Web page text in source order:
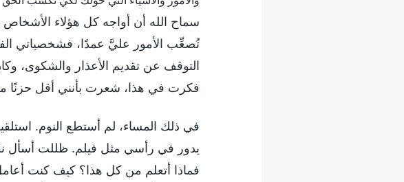
سماح الله أن أواجه كل هؤلاء الأشخاص
تُصعِّب الأمور عليَّ عمدًا، فشخصياتي
التوقف عن تقديم الأعذار والشكوى،
فكرت في هذا، شعرت بأنني أقل
في ذلك المساء، لم أستطع النوم.
يدور في رأسي مثل فيلم. ظللت أسأل
فماذا أتعلم من كل هذا؟ كيف كنت